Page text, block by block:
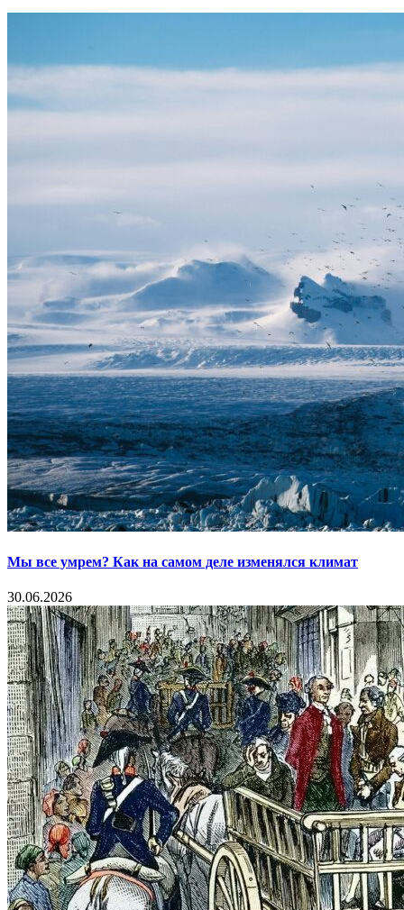
Мы все умрем? Как на самом деле изменялся климат
30.06.2026